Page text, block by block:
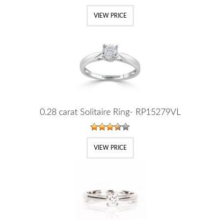
VIEW PRICE
0.28 carat Solitaire Ring- RP15279VL
VIEW PRICE